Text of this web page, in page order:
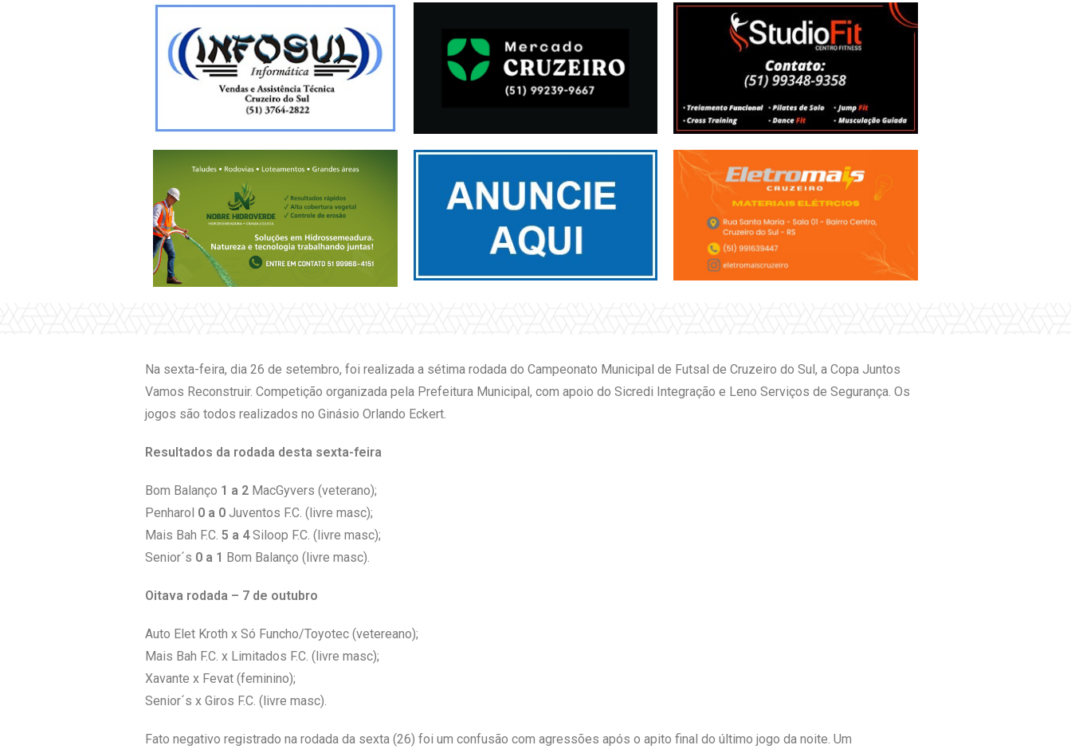
Na sexta-feira, dia 26 de setembro, foi realizada a sétima rodada do Campeonato Municipal de Futsal de Cruzeiro do Sul, a Copa Juntos
Vamos Reconstruir. Competição organizada pela Prefeitura Municipal, com apoio do Sicredi Integração e Leno Serviços de Segurança. Os
jogos são todos realizados no Ginásio Orlando Eckert.
Resultados da rodada desta sexta-feira
Bom Balanço 1 a 2 MacGyvers (veterano);
Penharol 0 a 0 Juventos F.C. (livre masc);
Mais Bah F.C. 5 a 4Siloop F.C. (livre masc);
Senior´s 0 a 1 Bom Balanço (livre masc).
Oitava rodada – 7 de outubro
Auto Elet Kroth x Só Funcho/Toyotec (vetereano);
Mais Bah F.C. x Limitados F.C. (livre masc);
Xavante x Fevat (feminino);
Senior´s x Giros F.C. (livre masc).
Fato negativo registrado na rodada da sexta (26) foi um confusão com agressões após o apito final do último jogo da noite. Um